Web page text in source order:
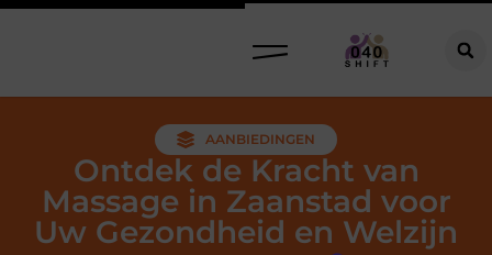
AANBIEDINGEN
Ontdek de Kracht van
Massage in Zaanstad voor
Uw Gezondheid en Welzijn